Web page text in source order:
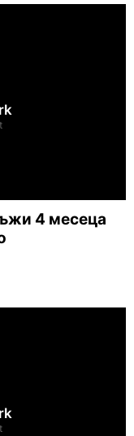
4 месеца